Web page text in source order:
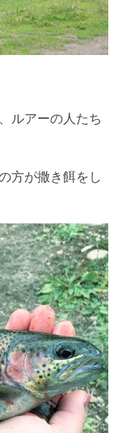
ルアーの人たち
方が撒き餌をし